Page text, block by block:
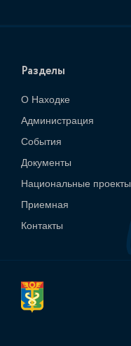
Разделы
О Находке
Администрация
События
Документы
Национальные проекты
Приемная
Контакты